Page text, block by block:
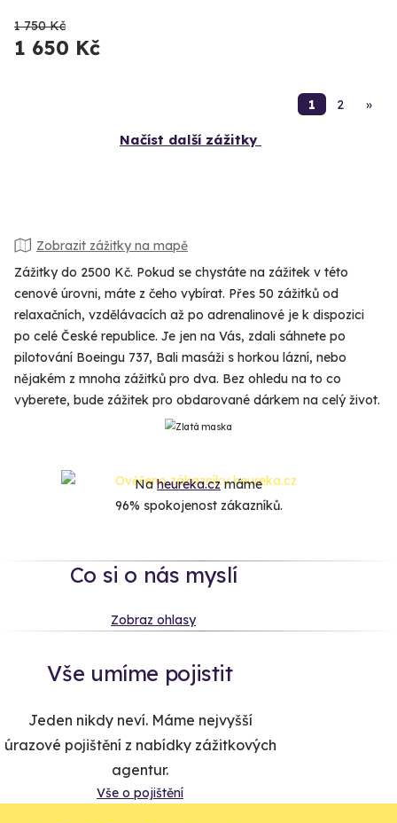
1 750 Kč
1 650 Kč
1 2 »
Načíst další zážitky
Zobrazit zážitky na mapě
Zážitky do 2500 Kč. Pokud se chystáte na zážitek v této
cenové úrovni, máte z čeho vybírat. Přes 50 zážitků od
relaxačních, vzdělávacích až po adrenalinové je k dispozici
po celé České republice. Je jen na Vás, zdali sáhnete po
pilotování Boeingu 737, Bali masáži s horkou lázní, nebo
nějakém z mnoha zážitků pro dva. Bez ohledu na to co
vyberete, bude zážitek pro obdarované dárkem na celý život.
Naheureka.czmáme
96% spokojenost zákazníků.
Co si o nás myslí
Zobraz ohlasy
Vše umíme pojistit
Jeden nikdy neví. Máme nejvyšší
úrazové pojištění z nabídky zážitkových
agentur.
Vše o pojištění